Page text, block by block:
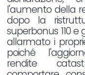
l'aumento della
dopo la
superbonus 110 e
allarmato i
poiché
rendite